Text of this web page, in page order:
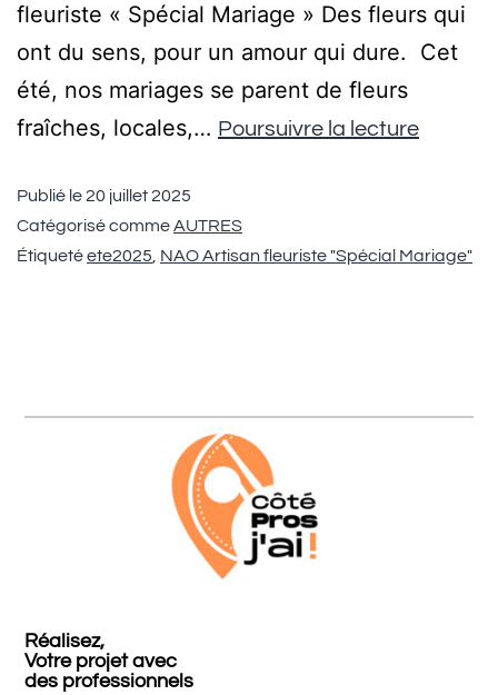
fleuriste « Spécial Mariage » Des fleurs qui
ont du sens, pour un amour qui dure. Cet
été, nos mariages se parent de fleurs
fraîches, locales,… Poursuivre la lecture
Publié le20 juillet 2025
Catégorisé commeAUTRES
Étiquetéete2025 NAO Artisan fleuriste "Spécial Mariage"
Réalisez,
Votre projet avec
des professionnels